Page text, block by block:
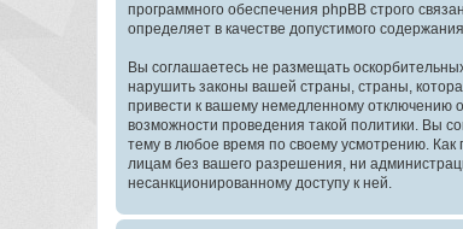
программного обеспечения phpBB строго
определяет в качестве допустимого
Вы соглашаетесь не размещать
нарушить законы вашей страны, страны,
привести к вашему немедленному отключению
возможности проведения такой политики. Вы
тему в любое время по своему усмотрению.
лицам без вашего разрешения, ни
несанкционированному доступу к ней.